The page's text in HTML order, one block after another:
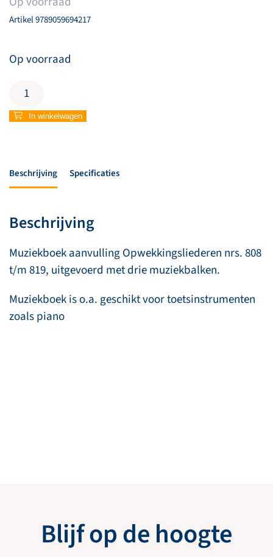
Artikel9789059694217
Op voorraad
Muziekboek
aanvulling
808-
819
In winkelwagen
Beschrijving Specificaties
Beschrijving
Muziekboek aanvulling Opwekkingsliederen nrs. 808
t/m 819, uitgevoerd met drie muziekbalken.
Muziekboek is o.a. geschikt voor toetsinstrumenten
zoals piano
Blijf op de hoogte